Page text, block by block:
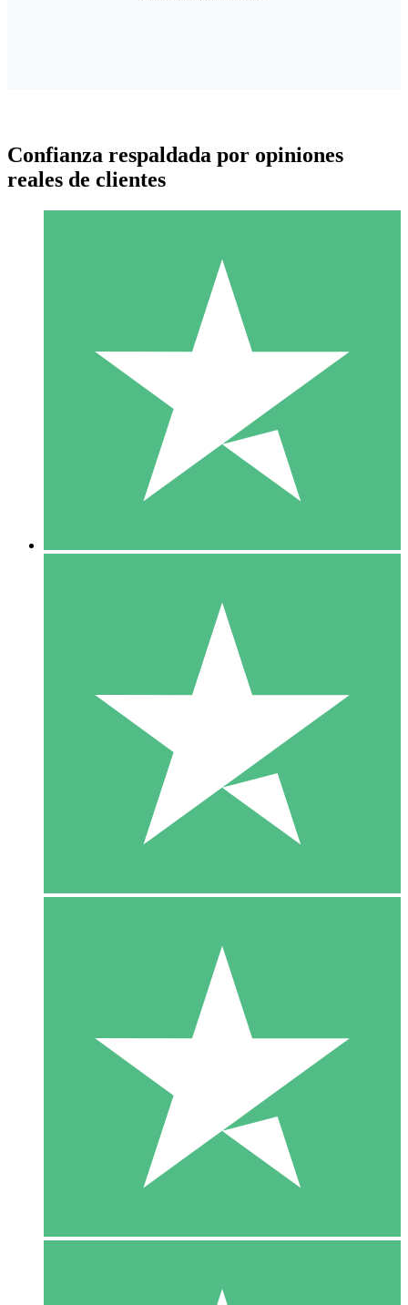
Paquetes de Créditos Individuales
Paga según el uso con créditos de descarga. Sin compromiso
10 00
10 Descargas
20 00
Confianza respaldada por opiniones
reales de clientes